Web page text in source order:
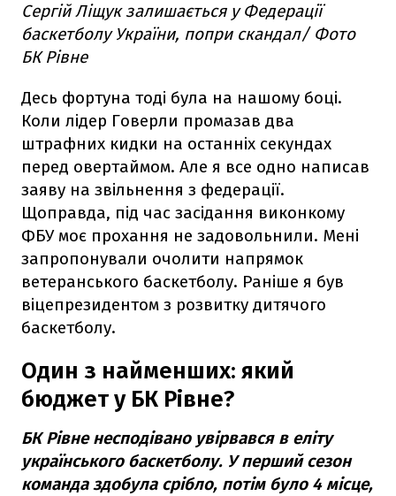
Сергій Ліщук залишається у Федерації
баскетболу України, попри скандал/ Фото
БК Рівне
Десь фортуна тоді була на нашому боці.
Коли лідер Говерли промазав два
штрафних кидки на останніх секундах
перед овертаймом. Але я все одно написав
заяву на звільнення з федерації.
Щоправда, під час засідання виконкому
ФБУ моє прохання не задовольнили. Мені
запропонували очолити напрямок
ветеранського баскетболу. Раніше я був
віцепрезидентом з розвитку дитячого
баскетболу.
Один з найменших: який
бюджет у БК Рівне?
БК Рівне несподівано увірвався в еліту
українського баскетболу. У перший сезон
команда здобула срібло, потім було 4 місце,